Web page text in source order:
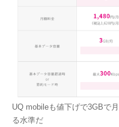
UQ mobileも値下げで3GBで
る水準だ